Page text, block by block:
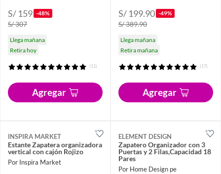
S/ 159 -48%
S/ 307
Llega mañana
Retira hoy
(11)
Agregar
S/ 199.90 -49%
S/ 389.90
Llega mañana
Retira mañana
(17)
Agregar
INSPIRA MARKET
Estante Zapatera organizadora
vertical con cajón Rojizo
Por Inspira Market
ELEMENT DESIGN
Zapatero Organizador con 3
Puertas y 2 Filas,Capacidad 18
Pares
Por Home Design pe